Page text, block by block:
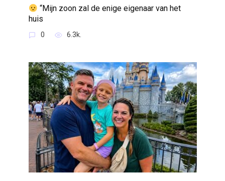
“Mijn zoon zal de enige eigenaar van het
huis
0 6.3k.